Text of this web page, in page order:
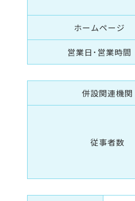
ホームページ
営業日･営業時間
併設関連機関
従事者数